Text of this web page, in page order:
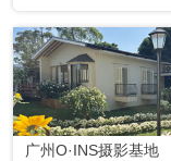
广州O·INS摄影基地